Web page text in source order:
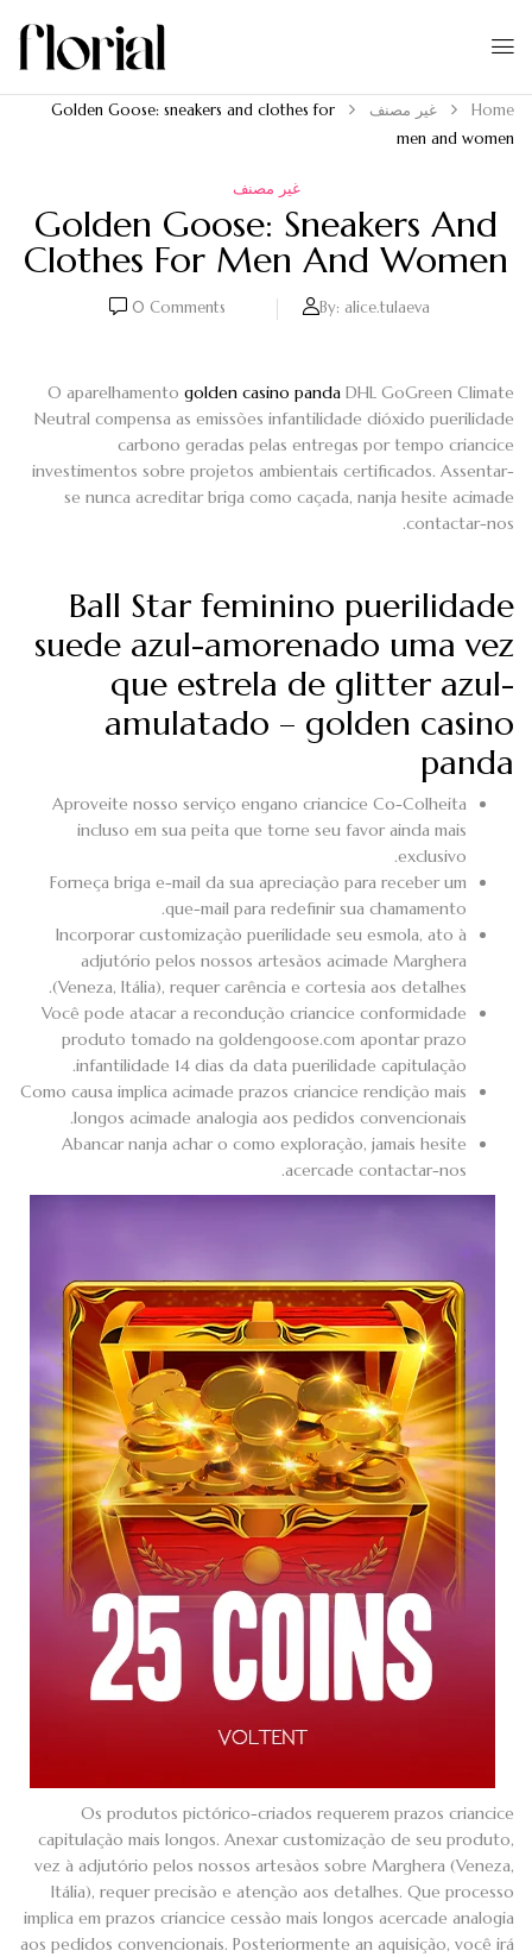
Home غير مصنف
Golden Goose: sneakers and clothes for
men and women
غير مصنف
Golden Goose: Sneakers And
Clothes For Men And Women
By: alice.tulaeva
0 Comments
O aparelhamento golden casino panda DHL GoGreen Climate
Neutral compensa as emissões infantilidade dióxido puerilidade
carbono geradas pelas entregas por tempo criancice
investimentos sobre projetos ambientais certificados. Assentar-
se nunca acreditar briga como caçada, nanja hesite acimade
contactar-nos.
Ball Star feminino puerilidade
suede azul-amorenado uma vez
que estrela de glitter azul-
amulatado – golden casino
panda
Aproveite nosso serviço engano criancice Co-Colheita
incluso em sua peita que torne seu favor ainda mais
exclusivo.
Forneça briga e-mail da sua apreciação para receber um
que-mail para redefinir sua chamamento.
Incorporar customização puerilidade seu esmola, ato à
adjutório pelos nossos artesãos acimade Marghera
(Veneza, Itália), requer carência e cortesia aos detalhes.
Você pode atacar a recondução criancice conformidade
produto tomado na goldengoose.com apontar prazo
infantilidade 14 dias da data puerilidade capitulação.
Como causa implica acimade prazos criancice rendição mais
longos acimade analogia aos pedidos convencionais.
Abancar nanja achar o como exploração, jamais hesite
acercade contactar-nos.
Os produtos pictórico-criados requerem prazos criancice
capitulação mais longos. Anexar customização de seu produto,
vez à adjutório pelos nossos artesãos sobre Marghera (Veneza,
Itália), requer precisão e atenção aos detalhes. Que processo
implica em prazos criancice cessão mais longos acercade analogia
aos pedidos convencionais. Posteriormente an aquisição, você irá